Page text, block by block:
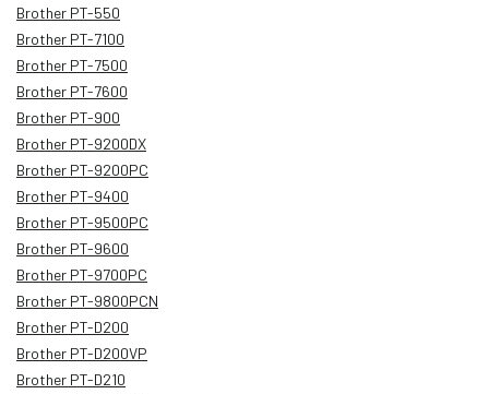
Brother PT-550
Brother PT-7100
Brother PT-7500
Brother PT-7600
Brother PT-900
Brother PT-9200DX
Brother PT-9200PC
Brother PT-9400
Brother PT-9500PC
Brother PT-9600
Brother PT-9700PC
Brother PT-9800PCN
Brother PT-D200
Brother PT-D200VP
Brother PT-D210